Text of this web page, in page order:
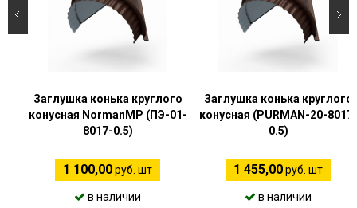
Заглушка конька круглого
конусная NormanMP (ПЭ-01-
8017-0.5)
1 100,00руб. шт
в наличии
Заглушка конька круглого
конусная (PURMAN-20-8017-
0.5)
1 455,00руб. шт
в наличии